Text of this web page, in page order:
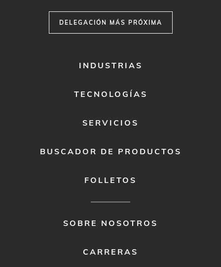
DELEGACIÓN MÁS PRÓXIMA
INDUSTRIAS
TECNOLOGÍAS
SERVICIOS
BUSCADOR DE PRODUCTOS
FOLLETOS
SOBRE NOSOTROS
CARRERAS